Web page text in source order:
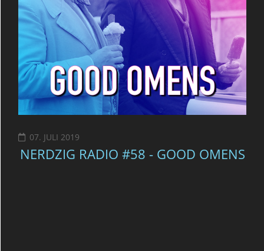
07. JULI 2019
NERDZIG RADIO #58 - GOOD OMENS